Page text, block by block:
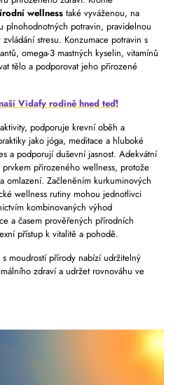
wellnesstaké vyváženou, na
plnohodnotných potravin, pravidelnou
stresu. Konzumace potravin s
omega-3 mastných kyselin, vitamínů
tělo a podporovat jeho přirozené
Vidafy rodině hned teď!
podporuje krevní oběh a
jako jóga, meditace a hluboké
a podporují duševní jasnost. Adekvátní
přirozeného wellness, protože
omlazení. Začleněním kurkuminových
wellness rutiny mohou jednotlivci
kombinovaných výhod
a časem prověřených přírodních
přístup k vitalitě a pohodě.
moudrostí přírody nabízí udržitelný
zdraví a udržet rovnováhu ve